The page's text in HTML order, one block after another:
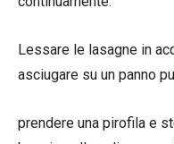
Lessare le lasagne in
asciugare su un panno
prendere una pirofila e